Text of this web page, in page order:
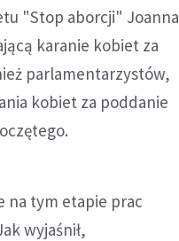
"Stop aborcji" Joanna
karanie kobiet za
parlamentarzystów,
kobiet za poddanie
na tym etapie prac
wyjaśnił,